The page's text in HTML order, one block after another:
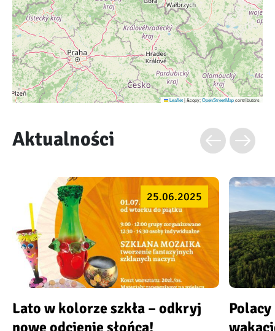
Leaflet|&copy;OpenStreetMapcontributors
Aktualności
25.06.2025
Lato w kolorze szkła – odkryj